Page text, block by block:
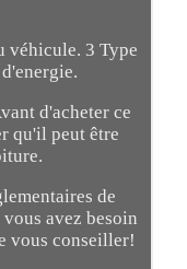
véhicule. 3 Type
d'acheter ce
qu'il peut être
de
avez besoin
vous conseiller!